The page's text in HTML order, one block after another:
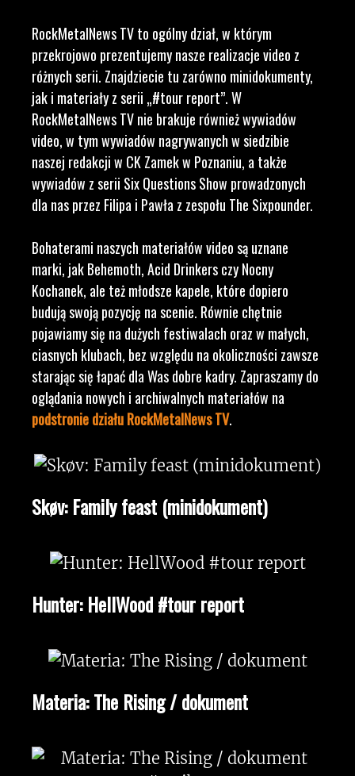
RockMetalNews TV to ogólny dział, w którym
przekrojowo prezentujemy nasze realizacje video z
różnych serii. Znajdziecie tu zarówno minidokumenty,
jak i materiały z serii „#tour report”. W
RockMetalNews TV nie brakuje również wywiadów
video, w tym wywiadów nagrywanych w siedzibie
naszej redakcji w CK Zamek w Poznaniu, a także
wywiadów z serii Six Questions Show prowadzonych
dla nas przez Filipa i Pawła z zespołu The Sixpounder.
Bohaterami naszych materiałów video są uznane
marki, jak Behemoth, Acid Drinkers czy Nocny
Kochanek, ale też młodsze kapele, które dopiero
budują swoją pozycję na scenie. Równie chętnie
pojawiamy się na dużych festiwalach oraz w małych,
ciasnych klubach, bez względu na okoliczności zawsze
starając się łapać dla Was dobre kadry. Zapraszamy do
oglądania nowych i archiwalnych materiałów na
podstronie działu RockMetalNews TV.
Skøv: Family feast (minidokument)
Hunter: HellWood #tour report
Materia: The Rising / dokument